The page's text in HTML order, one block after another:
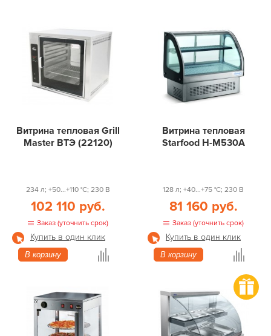
Витрина тепловая Grill
Master ВТЭ (22120)
234 л; +50...+110 °С; 230 В
102 110 руб.
Заказ (уточнить срок)
Купить в один клик
В корзину
Витрина тепловая
Starfood H-M530A
128 л; +40...+75 °С; 230 В
81 160 руб.
Заказ (уточнить срок)
Купить в один клик
В корзину